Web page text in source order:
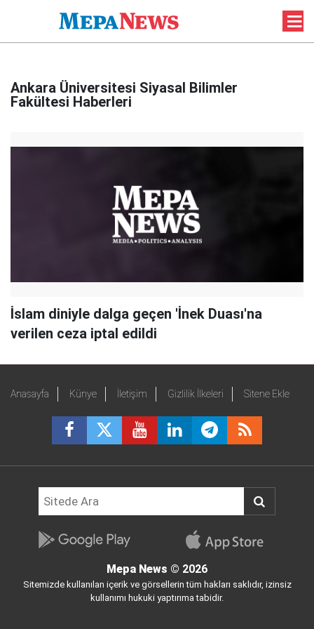
Ankara Üniversitesi Siyasal Bilimler
Fakültesi Haberleri
İslam diniyle dalga geçen 'İnek Duası'na
verilen ceza iptal edildi
Anasayfa Künye İletişim Gizlilik İlkeleri Sitene Ekle
Mepa News © 2026
Sitemizde kullanılan içerik ve görsellerin tüm hakları saklıdır, izinsiz
kullanımı hukuki yaptırıma tabidir.